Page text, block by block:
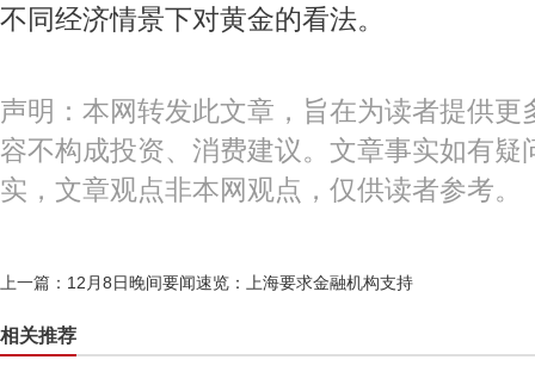
不同经济情景下对黄金的看法。
声明：本网转发此文章，旨在为读者提供更
容不构成投资、消费建议。文章事实如有疑
实，文章观点非本网观点，仅供读者参考。
上一篇： 12月8日晚间要闻速览：上海要求金融机构支持
相关推荐